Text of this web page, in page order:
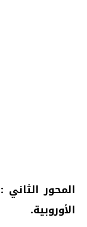
المحور
الأوروبية.